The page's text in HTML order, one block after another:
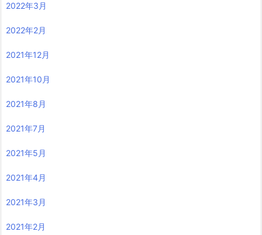
2022年3月
2022年2月
2021年12月
2021年10月
2021年8月
2021年7月
2021年5月
2021年4月
2021年3月
2021年2月